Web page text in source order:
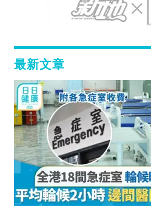
最新文章